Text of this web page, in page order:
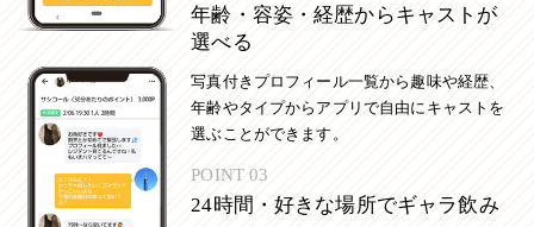
年齢・容姿・経歴からキャストが
選べる
写真付きプロフィール一覧から趣味や経歴、
年齢やタイプからアプリで自由にキャストを
選ぶことができます。
POINT 03
24時間・好きな場所でギャラ飲み